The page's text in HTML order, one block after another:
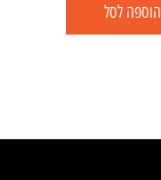
הוספה לסל